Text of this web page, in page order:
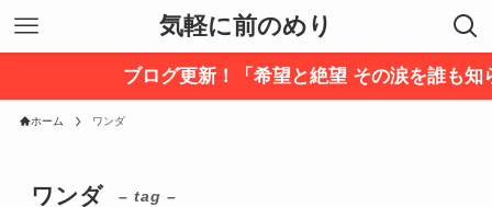
気軽に前のめり
ブログ更新！「希望と絶望 その涙を誰も知
ホーム ワンダ
ワンダ – tag –